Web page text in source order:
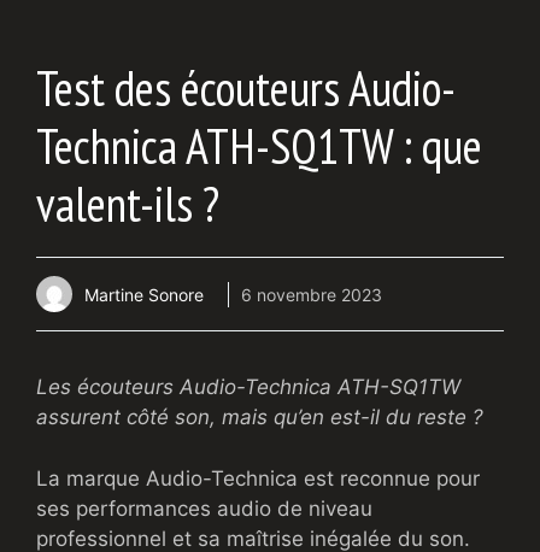
Test des écouteurs Audio-
Technica ATH-SQ1TW : que
valent-ils ?
Martine Sonore 6 novembre 2023
Les écouteurs Audio-Technica ATH-SQ1TW
assurent côté son, mais qu’en est-il du reste ?
La marque Audio-Technica est reconnue pour
ses performances audio de niveau
professionnel et sa maîtrise inégalée du son.